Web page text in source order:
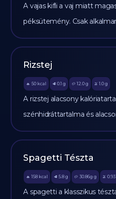
A vajas kifli a vaj miatt
péksütemény. Csak
Rizstej
🔥 50 kcal 🥩 0.1 g 🥔 12.0g 🫒 1.0 g
A rizstej alacsony
szénhidráttartalma és
Spagetti Tészta
🔥 158 kcal 🥩 5.8 g 🥔 30.86g g 🫒 0.93
A spagetti a klasszikus